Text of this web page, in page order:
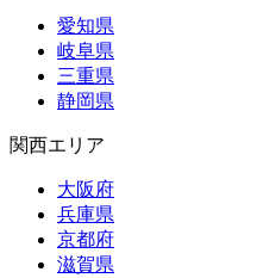
愛知県
岐阜県
三重県
静岡県
関西エリア
大阪府
兵庫県
京都府
滋賀県